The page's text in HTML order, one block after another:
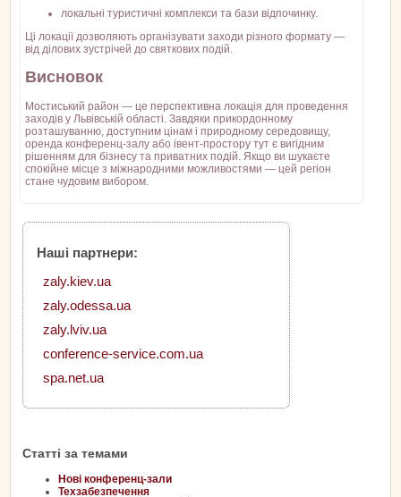
локальні туристичні комплекси та бази відпочинку.
Ці локації дозволяють організувати заходи різного формату —
від ділових зустрічей до святкових подій.
Висновок
Мостиський район — це перспективна локація для проведення
заходів у Львівській області. Завдяки прикордонному
розташуванню, доступним цінам і природному середовищу,
оренда конференц-залу або івент-простору тут є вигідним
рішенням для бізнесу та приватних подій. Якщо ви шукаєте
спокійне місце з міжнародними можливостями — цей регіон
стане чудовим вибором.
Наші партнери:
zaly.kiev.ua
zaly.odessa.ua
zaly.lviv.ua
conference-service.com.ua
spa.net.ua
Статті за темами
Нові конференц-зали
Техзабезпечення